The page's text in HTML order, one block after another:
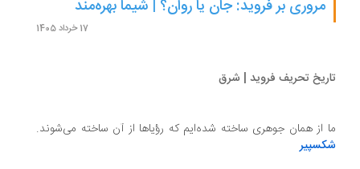
مروری بر فروید: جان یا روان؟ | شیما بهره‌مند
تحریف فروید | شرق
از همان جوهری ساخته شده‌ایم که رؤیاها از آن ساخته می‌شوند.